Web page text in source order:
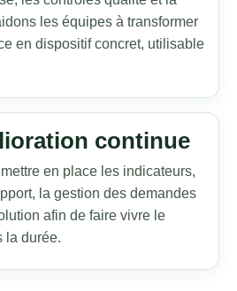
les équipes à transformer
en dispositif concret, utilisable
continue
en place les indicateurs,
la gestion des demandes
afin de faire vivre le
la durée.